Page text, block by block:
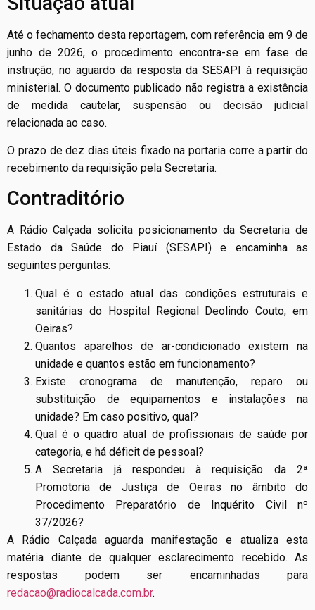
Até o fechamento desta reportagem, com referência em 9 de
junho de 2026, o procedimento encontra-se em fase de
instrução, no aguardo da resposta da SESAPI à requisição
ministerial. O documento publicado não registra a existência
de medida cautelar, suspensão ou decisão judicial
relacionada ao caso.
O prazo de dez dias úteis fixado na portaria corre a partir do
recebimento da requisição pela Secretaria.
Contraditório
A Rádio Calçada solicita posicionamento da Secretaria de
Estado da Saúde do Piauí (SESAPI) e encaminha as
seguintes perguntas:
Qual é o estado atual das condições estruturais e
sanitárias do Hospital Regional Deolindo Couto, em
Oeiras?
Quantos aparelhos de ar-condicionado existem na
unidade e quantos estão em funcionamento?
Existe cronograma de manutenção, reparo ou
substituição de equipamentos e instalações na
unidade? Em caso positivo, qual?
Qual é o quadro atual de profissionais de saúde por
categoria, e há déficit de pessoal?
A Secretaria já respondeu à requisição da 2ª
Promotoria de Justiça de Oeiras no âmbito do
Procedimento Preparatório de Inquérito Civil nº
37/2026?
A Rádio Calçada aguarda manifestação e atualiza esta
matéria diante de qualquer esclarecimento recebido. As
respostas podem ser encaminhadas para
redacao@radiocalcada.com.br.